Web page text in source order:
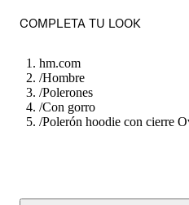
COMPLETA TU LOOK
hm.com
/Hombre
/Polerones
/Con gorro
/Polerón hoodie con cierre